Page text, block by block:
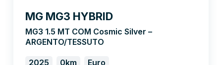
MG MG3 HYBRID
MG3 1.5 MT COM Cosmic Silver –
ARGENTO/TESSUTO
2025 0km Euro